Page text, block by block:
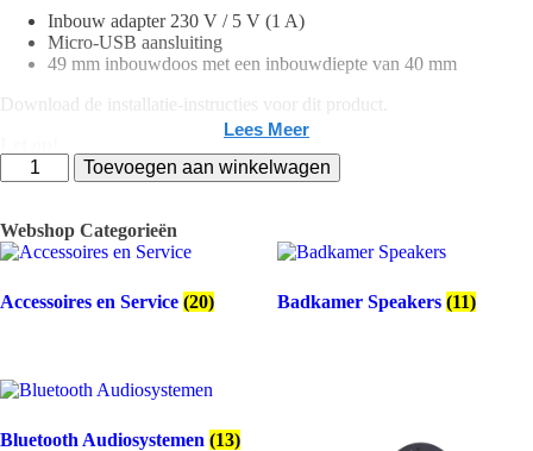
Inbouw adapter 230 V / 5 V (1 A)
Micro-USB aansluiting
49 mm inbouwdoos met een inbouwdiepte van 40 mm
Download de installatie-instructies voor dit product.
Omdat dit een 230 V product is, mag dit product alleen in zone 3 van
de badkamer geïnstalleerd worden.
Lees Meer
EMCISET
Mini
met
Micro-
aantal
Toevoegen aan winkelwagen
Webshop Categorieën
Accessoires en Service (20) Badkamer Speakers (11)
Bluetooth Audiosystemen (13)